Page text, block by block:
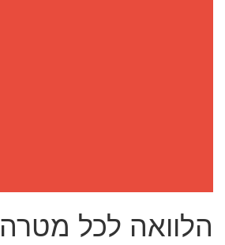
הלוואה לכל מטרה